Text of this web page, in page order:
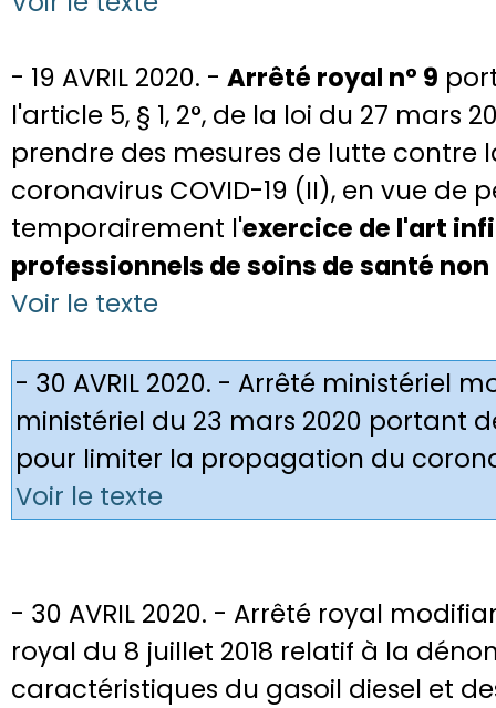
- 19 AVRIL 2020. - Arrêté royal n° 9
l'article 5, § 1, 2°, de la loi du 27 mars
prendre des mesures de lutte
coronavirus COVID-19 (II), en vue de
temporairement l'exercice de l'art
professionnels de soins de santé
Voir le texte
- 30 AVRIL 2020. - Arrêté ministériel
ministériel du 23 mars 2020 portant
pour limiter la propagation du
Voir le texte
- 30 AVRIL 2020. - Arrêté royal
royal du 8 juillet 2018 relatif à la
caractéristiques du gasoil diesel et